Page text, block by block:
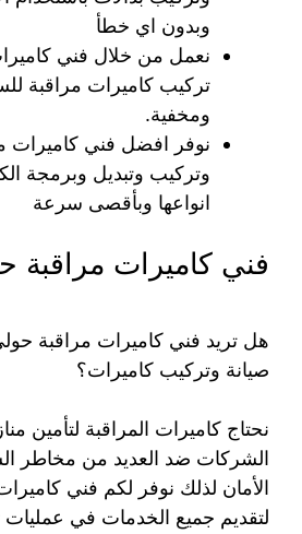
وبدون اي خطأ
نعمل من خلال فني
تركيب كاميرات مراقبة
ومخفية.
نوفر افضل فني كاميرات
وتركيب وتبديل وبرمجة
انواعها وبأقصى سرعة
فني كاميرات مراقبة
هل تريد فني كاميرات مراقبة
صيانة وتركيب كاميرات؟
نحتاج كاميرات المراقبة لتأمين
الشركات ضد العديد من مخاطر
الأمان لذلك نوفر لكم فني
لتقديم جميع الخدمات في عمليات